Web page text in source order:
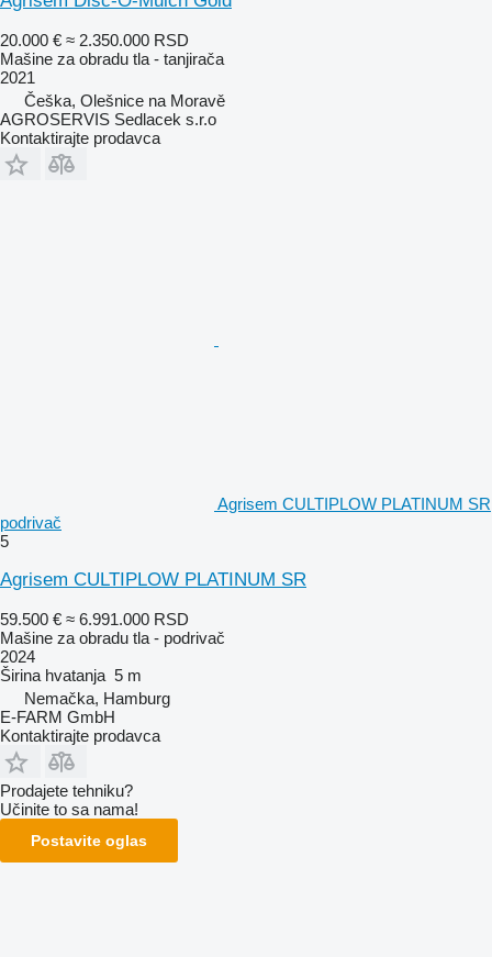
20.000 € ≈ 2.350.000 RSD
Mašine za obradu tla - tanjirača
2021
Češka, Olešnice na Moravě
AGROSERVIS Sedlacek s.r.o
Kontaktirajte prodavca
Agrisem CULTIPLOW PLATINUM SR
podrivač
5
Agrisem CULTIPLOW PLATINUM SR
59.500 € ≈ 6.991.000 RSD
Mašine za obradu tla - podrivač
2024
Širina hvatanja 5 m
Nemačka, Hamburg
E-FARM GmbH
Kontaktirajte prodavca
Prodajete tehniku?
Učinite to sa nama!
Postavite oglas